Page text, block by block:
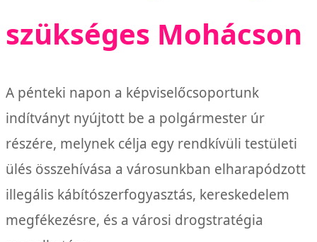
szükséges Mohácson
A pénteki napon a képviselőcsoportunk
indítványt nyújtott be a polgármester úr
részére, melynek célja egy rendkívüli testületi
ülés összehívása a városunkban elharapódzott
illegális kábítószerfogyasztás, kereskedelem
megfékezésre, és a városi drogstratégia